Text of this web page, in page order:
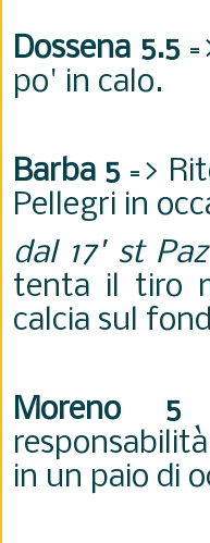
Dossena 5.5
po' in calo.
Barba 5=>
Pellegri in
dal 17' st Paz
tenta il tiro
calcia sul
Moreno 5
in un paio di